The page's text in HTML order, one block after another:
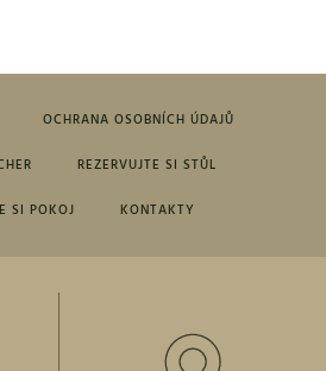
OCHRANA OSOBNÍCH ÚDAJŮ
REZERVUJTE SI STŮL
SI POKOJ KONTAKTY